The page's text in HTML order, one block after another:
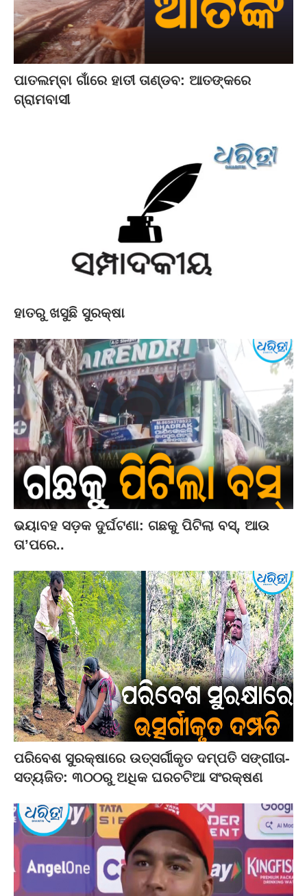
ପାତଲମ୍ବା ଗାଁରେ ହାତୀ ତାଣ୍ଡବ: ଆତଙ୍କରେ
ଗ୍ରାମବାସୀ
ହାତରୁ ଖସୁଛି ସୁରକ୍ଷା
ଭୟାବହ ସଡ଼କ ଦୁର୍ଘଟଣା: ଗଛକୁ ପିଟିଲା ବସ୍‌, ଆଉ
ତା’ପରେ..
ପରିବେଶ ସୁରକ୍ଷାରେ ଉତ୍ସର୍ଗୀକୃତ ଦମ୍ପତି ସଙ୍ଗୀତା-
ସତ୍ୟଜିତ: ୩୦୦ରୁ ଅଧିକ ଘରଚଟିଆ ସଂରକ୍ଷଣ